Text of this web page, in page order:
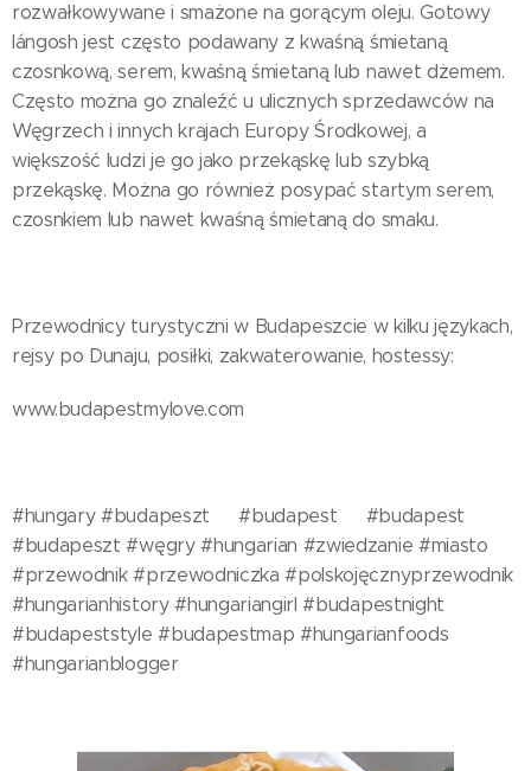
rozwałkowywane i smażone na gorącym oleju. Gotowy
lángosh jest często podawany z kwaśną śmietaną
czosnkową, serem, kwaśną śmietaną lub nawet dżemem.
Często można go znaleźć u ulicznych sprzedawców na
Węgrzech i innych krajach Europy Środkowej, a
większość ludzi je go jako przekąskę lub szybką
przekąskę. Można go również posypać startym serem,
czosnkiem lub nawet kwaśną śmietaną do smaku.
Przewodnicy turystyczni w Budapeszcie w kilku językach,
rejsy po Dunaju, posiłki, zakwaterowanie, hostessy:
www.budapestmylove.com
#hungary #budapeszt🇭🇺 #budapest🇭🇺 #budapest
#budapeszt #węgry #hungarian #zwiedzanie #miasto
#przewodnik #przewodniczka #polskojęcznyprzewodnik
#hungarianhistory #hungariangirl #budapestnight
#budapeststyle #budapestmap #hungarianfoods
#hungarianblogger